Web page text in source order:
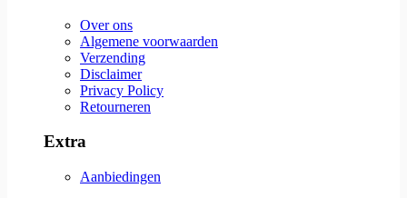
Over ons
Algemene voorwaarden
Verzending
Disclaimer
Privacy Policy
Retourneren
Extra
Aanbiedingen